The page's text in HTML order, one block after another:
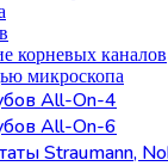
корневых каналов
микроскопа
All-On-4
All-On-6
Straumann,